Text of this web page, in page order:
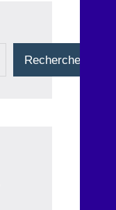
Rechercher